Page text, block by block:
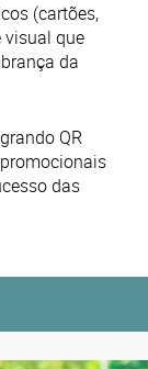
(cartões,
que
da
QR
das